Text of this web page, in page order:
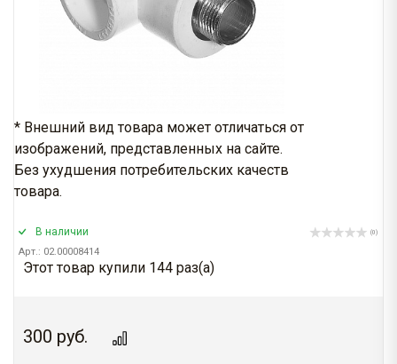
* Внешний вид товара может отличаться от
изображений, представленных на сайте.
Без ухудшения потребительских качеств
товара.
В наличии
Арт.: 02.00008414
(0)
Этот товар купили 144 раз(a)
300 руб.